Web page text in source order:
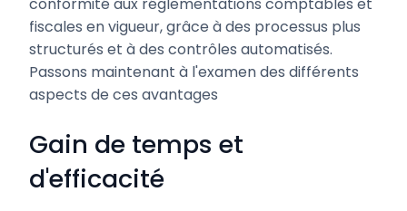
conformité aux réglementations comptables et
fiscales en vigueur, grâce à des processus plus
structurés et à des contrôles automatisés.
Passons maintenant à l'examen des différents
aspects de ces avantages
Gain de temps et
d'efficacité